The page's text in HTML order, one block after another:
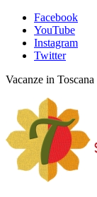
Facebook
YouTube
Instagram
Twitter
Vacanze in Toscana